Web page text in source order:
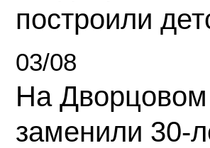
построили
03/08
На Дворцовом
заменили 30-